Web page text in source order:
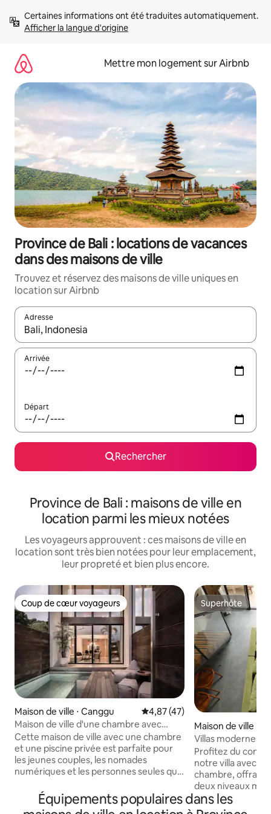
directement
Afficher la langue d'origine
Mettre mon logement sur Airbnb
Province de Bali : locations de vacances
dans des maisons de ville
Trouvez et réservez des maisons de ville uniques en
location sur Airbnb
Adresse
Lorsque les résultats s'affichent, utilisez les flèches vers le
Arrivée
Départ
Rechercher
Province de Bali : maisons de ville en
location parmi les mieux notées
Les voyageurs approuvent : ces maisons de ville en
location sont très bien notées pour leur emplacement,
leur propreté et bien plus encore.
Coup de cœur voyageurs
Coup de cœur voyageurs
Maison de ville ⋅ Canggu Évaluation moyenne sur la
4,87 (47)
Maison de ville d'une chambre avec
piscine de luxe par OXO
Cette maison de ville avec une chambre
et une piscine privée est parfaite pour
les jeunes couples, les nomades
numériques et les personnes seules qui
veulent découvrir le côté plus urbain de
Bali. Si vous appréciez les normes
Superhôte
Superhôte
Maison de ville ⋅
Villas modernes
un séjour au
Profitez du
notre villa avec
chambre, offrant
deux niveaux
chambre
attenante est
Équipements populaires dans les